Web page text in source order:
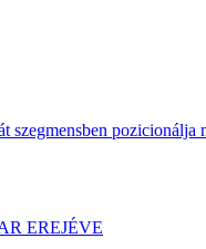
pozicionálja
EREJÉVE